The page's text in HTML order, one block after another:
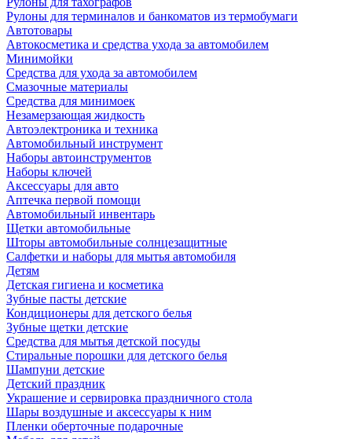
Рулоны для терминалов и банкоматов из термобумаги
Автотовары
Автокосметика и средства ухода за автомобилем
Минимойки
Средства для ухода за автомобилем
Смазочные материалы
Средства для минимоек
Незамерзающая жидкость
Автоэлектроника и техника
Автомобильный инструмент
Наборы автоинструментов
Наборы ключей
Аксессуары для авто
Аптечка первой помощи
Автомобильный инвентарь
Щетки автомобильные
Шторы автомобильные солнцезащитные
Салфетки и наборы для мытья автомобиля
Детям
Детская гигиена и косметика
Зубные пасты детские
Кондиционеры для детского белья
Зубные щетки детские
Средства для мытья детской посуды
Стиральные порошки для детского белья
Шампуни детские
Детский праздник
Украшение и сервировка праздничного стола
Шары воздушные и аксессуары к ним
Пленки оберточные подарочные